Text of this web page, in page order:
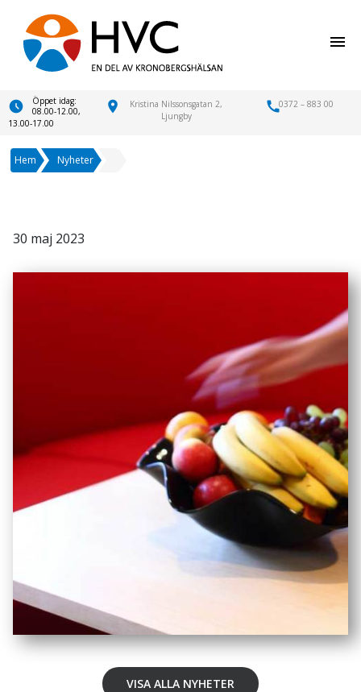
menu
Öppet idag:
08.00-12.00,
13.00-17.00
location_on
Kristina Nilssonsgatan 2,
Ljungby
call0372 – 883 00
Hem Nyheter
30 maj 2023
VISA ALLA NYHETER